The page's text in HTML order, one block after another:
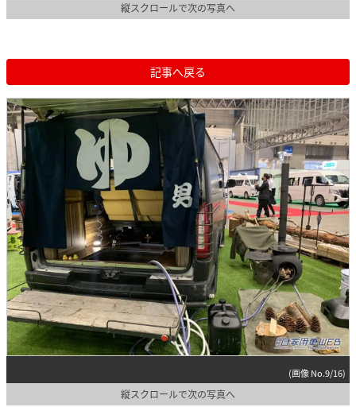
縦スクロールで次の写真へ
記事へ戻る
(画像 No.9/16)
縦スクロールで次の写真へ